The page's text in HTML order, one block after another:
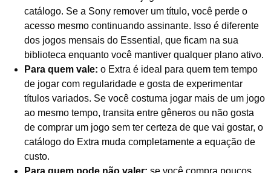
catálogo. Se a Sony remover um título, você perde o
acesso mesmo continuando assinante. Isso é diferente
dos jogos mensais do Essential, que ficam na sua
biblioteca enquanto você mantiver qualquer plano ativo.
Para quem vale: o Extra é ideal para quem tem tempo
de jogar com regularidade e gosta de experimentar
títulos variados. Se você costuma jogar mais de um jogo
ao mesmo tempo, transita entre gêneros ou não gosta
de comprar um jogo sem ter certeza de que vai gostar, o
catálogo do Extra muda completamente a equação de
custo.
Para quem pode não valer: se você compra poucos